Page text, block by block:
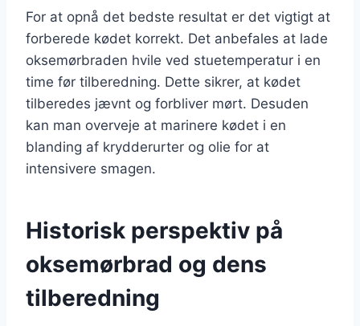
For at opnå det bedste resultat er det vigtigt at
forberede kødet korrekt. Det anbefales at lade
oksemørbraden hvile ved stuetemperatur i en
time før tilberedning. Dette sikrer, at kødet
tilberedes jævnt og forbliver mørt. Desuden
kan man overveje at marinere kødet i en
blanding af krydderurter og olie for at
intensivere smagen.
Historisk perspektiv på
oksemørbrad og dens
tilberedning